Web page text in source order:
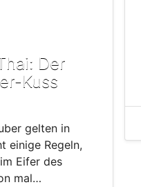
Der
Kuss
gelten in
einige Regeln,
Eifer des
mal…